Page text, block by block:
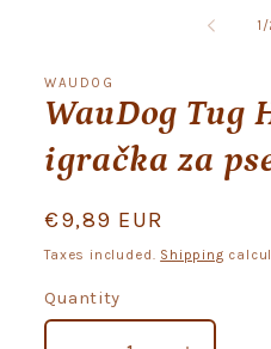
1 /
WAUDOG
WauDog Tug
igračka za
Regular
price
€9,89 EUR
Taxes included. Shipping
Quantity
Quantity